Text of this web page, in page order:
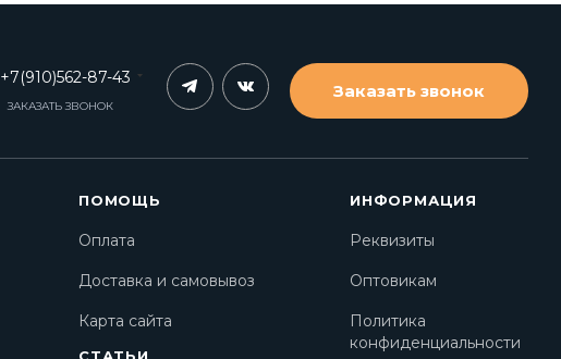
+7(910)562-87-43
ЗАКАЗАТЬ ЗВОНОК
Заказать звонок
ПОМОЩЬ
Оплата
Доставка и самовывоз
Карта сайта
ИНФОРМАЦИЯ
Реквизиты
Оптовикам
Политика
конфиденциальности